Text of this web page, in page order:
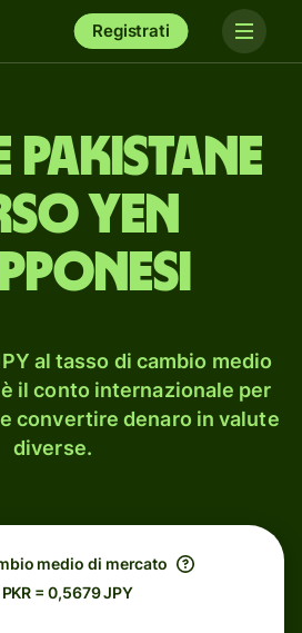
Registrati
pakistane
yen
al tasso di cambio medio
il conto internazionale per
convertire denaro in valute
diverse.
medio di mercato
= 0,5679 JPY